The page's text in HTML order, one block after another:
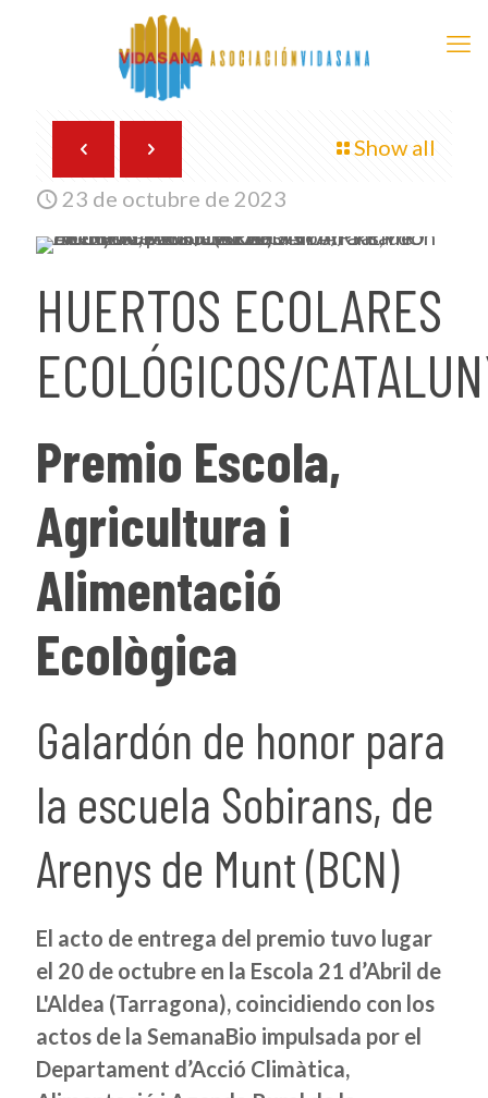
Show all
23 de octubre de 2023
HUERTOS ECOLARES
ECOLÓGICOS/
Premio Escola,
Agricultura i
Alimentació
Ecològica
Galardón de honor para
la escuela Sobirans, de
Arenys de Munt (BCN)
El acto de entrega del premio tuvo lugar
el 20 de octubre en la Escola 21 d’Abril de
L'Aldea (Tarragona), coincidiendo con los
actos de la SemanaBio impulsada por el
Departament d’Acció Climàtica,